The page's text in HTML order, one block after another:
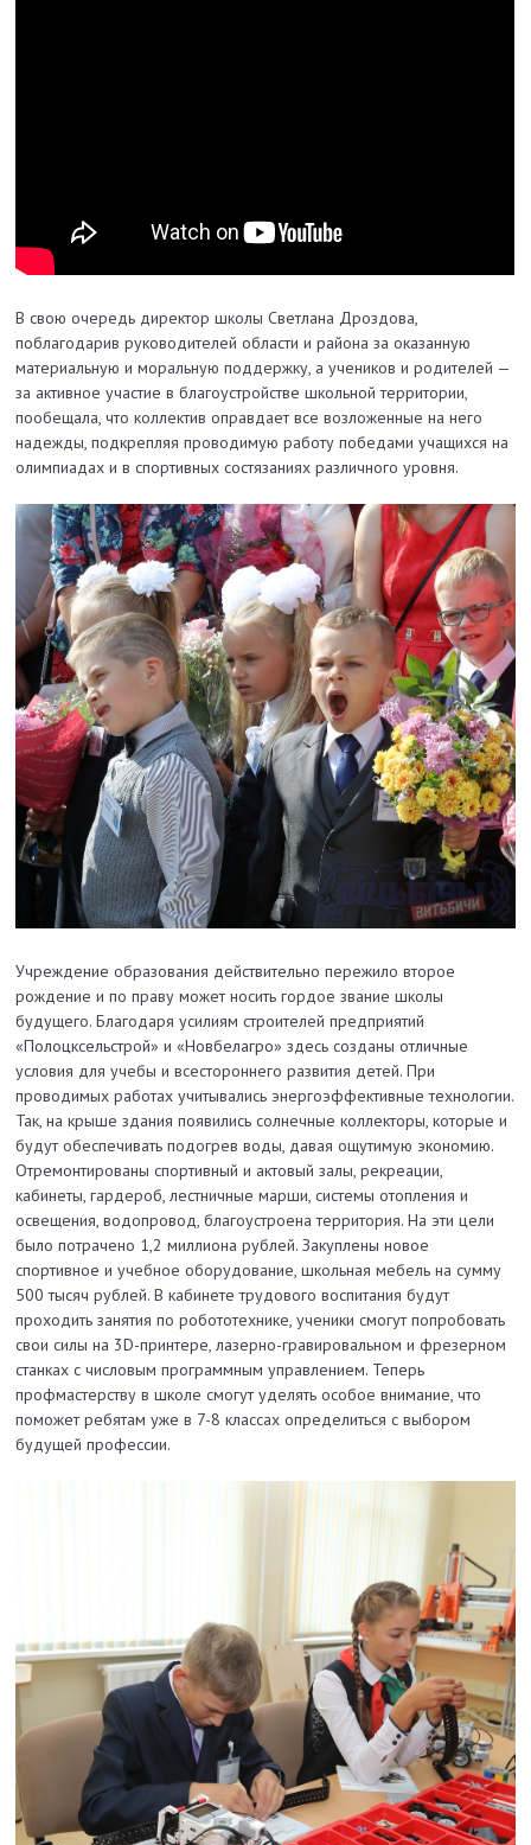
В свою очередь директор школы Светлана Дроздова,
поблагодарив руководителей области и района за оказанную
материальную и моральную поддержку, а учеников и родителей —
за активное участие в благоустройстве школьной территории,
пообещала, что коллектив оправдает все возложенные на него
надежды, подкрепляя проводимую работу победами учащихся на
олимпиадах и в спортивных состязаниях различного уровня.
Учреждение образования действительно пережило второе
рождение и по праву может носить гордое звание школы
будущего. Благодаря усилиям строителей предприятий
«Полоцксельстрой» и «Новбелагро» здесь созданы отличные
условия для учебы и всестороннего развития детей. При
проводимых работах учитывались энергоэффективные технологии.
Так, на крыше здания появились солнечные коллекторы, которые и
будут обеспечивать подогрев воды, давая ощутимую экономию.
Отремонтированы спортивный и актовый залы, рекреации,
кабинеты, гардероб, лестничные марши, системы отопления и
освещения, водопровод, благоустроена территория. На эти цели
было потрачено 1,2 миллиона рублей. Закуплены новое
спортивное и учебное оборудование, школьная мебель на сумму
500 тысяч рублей. В кабинете трудового воспитания будут
проходить занятия по робототехнике, ученики смогут попробовать
свои силы на 3D-принтере, лазерно-гравировальном и фрезерном
станках с числовым программным управлением. Теперь
профмастерству в школе смогут уделять особое внимание, что
поможет ребятам уже в 7-8 классах определиться с выбором
будущей профессии.